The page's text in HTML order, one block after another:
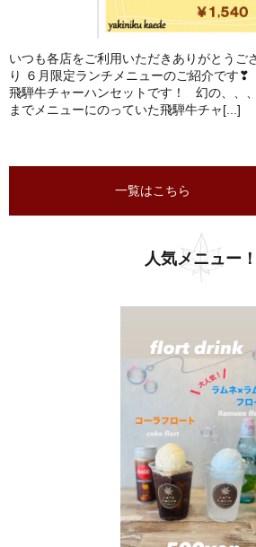
いつも各店をご利用いただきありがとう
り ６月限定ランチメニューのご紹介です❣
飛騨牛チャーハンセットです！ 幻の、、
までメニューにのっていた飛騨牛チャ[...]
一覧はこちら
人気メニュー！